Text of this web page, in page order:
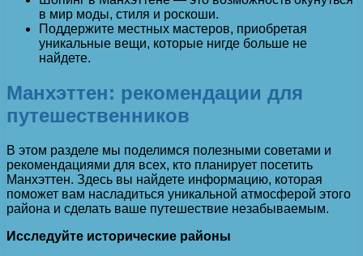
в мир моды, стиля и роскоши.
Поддержите местных мастеров, приобретая
уникальные вещи, которые нигде больше не
найдете.
Манхэттен: рекомендации для
путешественников
В этом разделе мы поделимся полезными советами и
рекомендациями для всех, кто планирует посетить
Манхэттен. Здесь вы найдете информацию, которая
поможет вам насладиться уникальной атмосферой этого
района и сделать ваше путешествие незабываемым.
Исследуйте исторические районы